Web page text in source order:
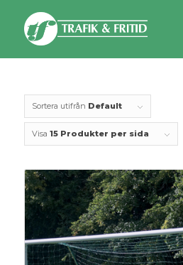
Sortera utifrån Default
Visa 15 Produkter per sida